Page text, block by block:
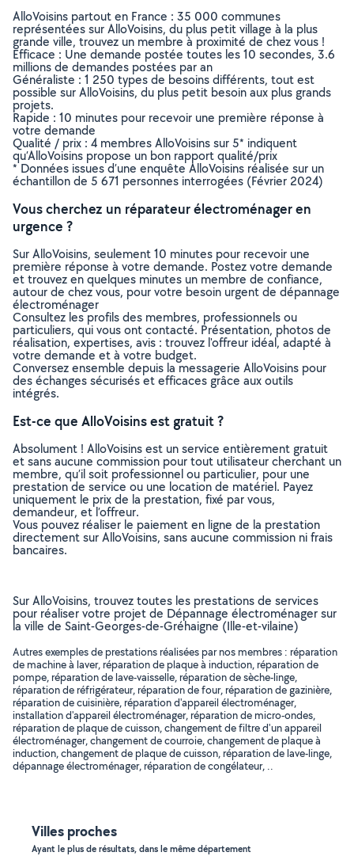
AlloVoisins partout en France : 35 000 communes
représentées sur AlloVoisins, du plus petit village à la plus
grande ville, trouvez un membre à proximité de chez vous !
Efficace : Une demande postée toutes les 10 secondes, 3.6
millions de demandes postées par an
Généraliste : 1 250 types de besoins différents, tout est
possible sur AlloVoisins, du plus petit besoin aux plus grands
projets.
Rapide : 10 minutes pour recevoir une première réponse à
votre demande
Qualité / prix : 4 membres AlloVoisins sur 5* indiquent
qu’AlloVoisins propose un bon rapport qualité/prix
* Données issues d’une enquête AlloVoisins réalisée sur un
échantillon de 5 671 personnes interrogées (Février 2024)
Vous cherchez un réparateur électroménager en
urgence ?
Sur AlloVoisins, seulement 10 minutes pour recevoir une
première réponse à votre demande. Postez votre demande
et trouvez en quelques minutes un membre de confiance,
autour de chez vous, pour votre besoin urgent de dépannage
électroménager
Consultez les profils des membres, professionnels ou
particuliers, qui vous ont contacté. Présentation, photos de
réalisation, expertises, avis : trouvez l'offreur idéal, adapté à
votre demande et à votre budget.
Conversez ensemble depuis la messagerie AlloVoisins pour
des échanges sécurisés et efficaces grâce aux outils
intégrés.
Est-ce que AlloVoisins est gratuit ?
Absolument ! AlloVoisins est un service entièrement gratuit
et sans aucune commission pour tout utilisateur cherchant un
membre, qu’il soit professionnel ou particulier, pour une
prestation de service ou une location de matériel. Payez
uniquement le prix de la prestation, fixé par vous,
demandeur, et l’offreur.
Vous pouvez réaliser le paiement en ligne de la prestation
directement sur AlloVoisins, sans aucune commission ni frais
bancaires.
Sur AlloVoisins, trouvez toutes les prestations de services
pour réaliser votre projet de Dépannage électroménager sur
la ville de Saint-Georges-de-Gréhaigne (Ille-et-vilaine)
Autres exemples de prestations réalisées par nos membres : réparation
de machine à laver, réparation de plaque à induction, réparation de
pompe, réparation de lave-vaisselle, réparation de sèche-linge,
réparation de réfrigérateur, réparation de four, réparation de gazinière,
réparation de cuisinière, réparation d'appareil électroménager,
installation d'appareil électroménager, réparation de micro-ondes,
réparation de plaque de cuisson, changement de filtre d'un appareil
électroménager, changement de courroie, changement de plaque à
induction, changement de plaque de cuisson, réparation de lave-linge,
dépannage électroménager, réparation de congélateur, ..
Villes proches
Ayant le plus de résultats, dans le même département